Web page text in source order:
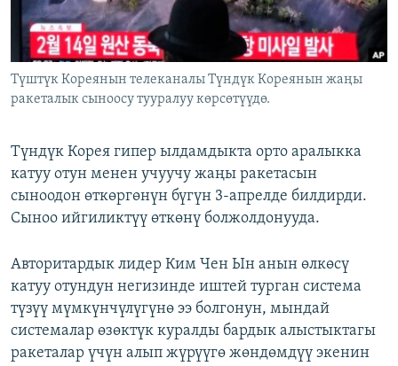
ЭЕ/АРнун бардык сайттары
Түштүк Кореянын телеканалы Түндүк Кореянын жаңы
ракеталык сыноосу тууралуу көрсөтүүдө.
Түндүк Корея гипер ылдамдыкта орто аралыкка
катуу отун менен учуучу жаңы ракетасын
сыноодон өткөргөнүн бүгүн 3-апрелде билдирди.
Сыноо ийгиликтүү өткөнү болжолдонууда.
Авторитардык лидер Ким Чен Ын анын өлкөсү
катуу отундун негизинде иштей турган система
түзүү мүмкүнчүлүгүнө ээ болгонун, мындай
системалар өзөктүк куралды бардык алыстыктагы
ракеталар үчүн алып жүрүүгө жөндөмдүү экенин